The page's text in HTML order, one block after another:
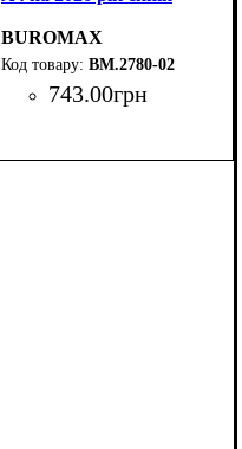
BUROMAX
BM.2780-02
743.00грн